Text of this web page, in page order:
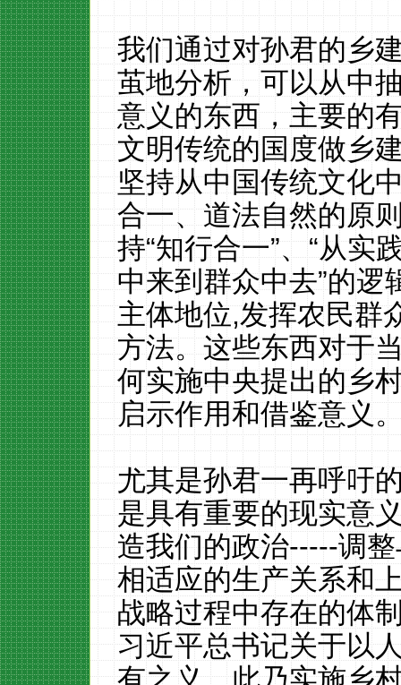
我们通过对孙君的乡
茧地分析，可以从中
意义的东西，主要的
文明传统的国度做乡
坚持从中国传统文化
合一、道法自然的原
持“知行合一”、“从实
中来到群众中去”的逻
主体地位,发挥农民群
方法。这些东西对于
何实施中央提出的乡
启示作用和借鉴意义
尤其是孙君一再呼吁
是具有重要的现实意
造我们的政治-----调
相适应的生产关系和
战略过程中存在的体
习近平总书记关于以